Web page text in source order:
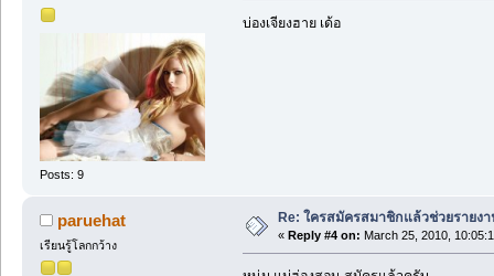
Posts: 9
บ่องเจียงฮาย เด้อ
paruehat
เรียนรู้โลกกว้าง
Re: ใครสมัครสมาชิกแล้วช่วยรายง
« Reply #4 on: March 25, 2010,